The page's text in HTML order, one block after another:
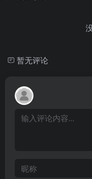
暂无评论